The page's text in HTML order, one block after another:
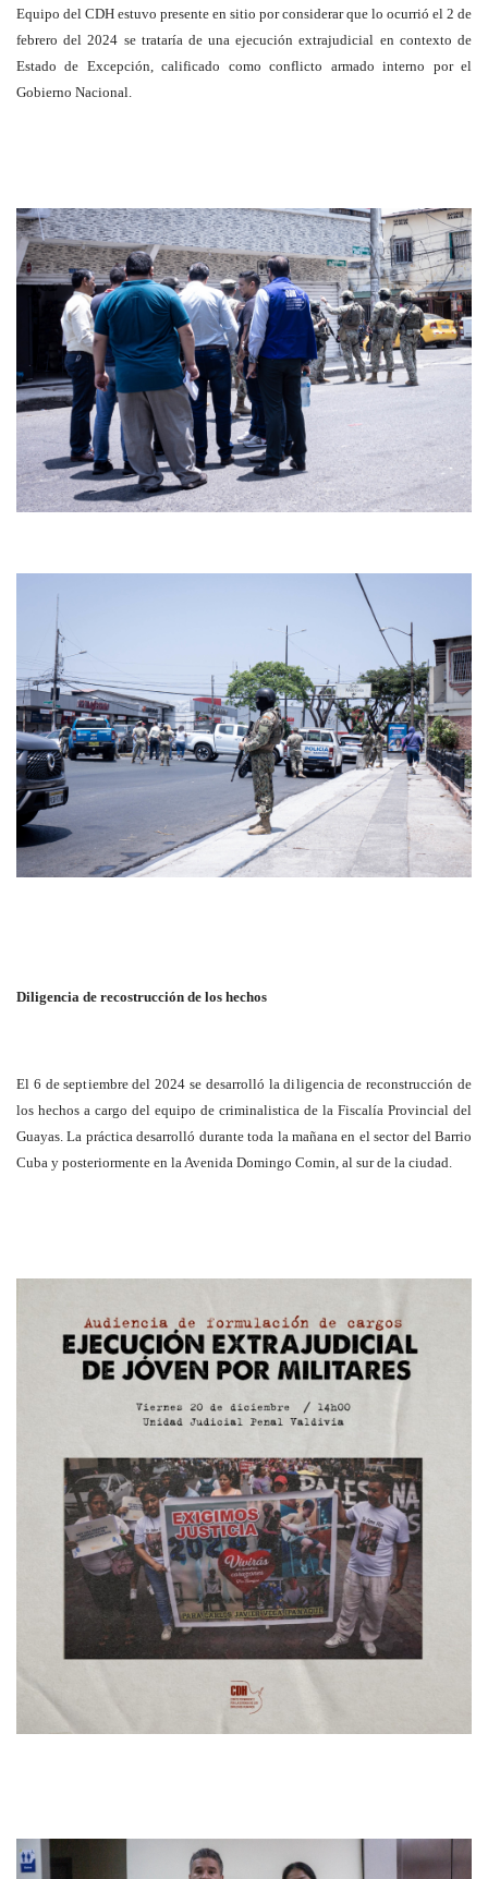
Equipo del CDH estuvo presente en sitio por considerar que lo ocurrió el 2 de
febrero del 2024 se trataría de una ejecución extrajudicial en contexto de
Estado de Excepción, calificado como conflicto armado interno por el
Gobierno Nacional.
Diligencia de recostrucción de los hechos
El 6 de septiembre del 2024 se desarrolló la diligencia de reconstrucción de
los hechos a cargo del equipo de criminalistica de la Fiscalía Provincial del
Guayas. La práctica desarrolló durante toda la mañana en el sector del Barrio
Cuba y posteriormente en la Avenida Domingo Comin, al sur de la ciudad.